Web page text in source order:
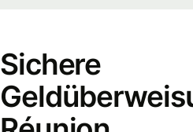
Sichere